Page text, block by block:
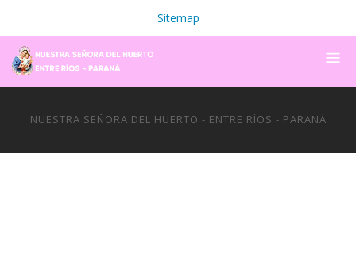
Sitemap
NUESTRA SEÑORA DEL HUERTO - ENTRE RÍOS - PARANÁ